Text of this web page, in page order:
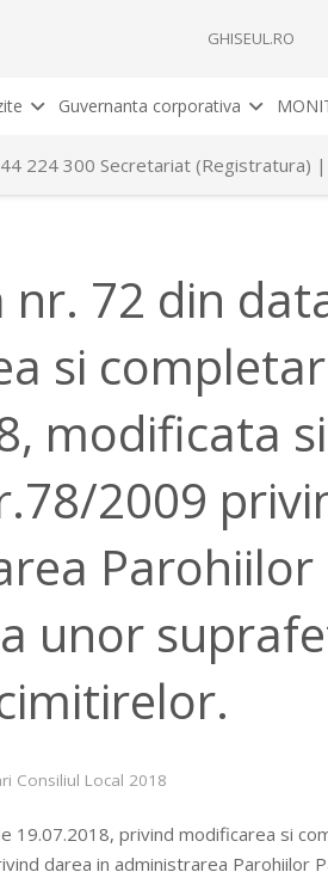
GHISEUL.RO
Guvernanta corporativa
224 300 Secretariat (Registratura) |
72 din
si
modificata
2009
Parohiilor
unor
Consiliul Local 2018
19.07.2018, privind modificarea si
darea in administrarea Parohiilor